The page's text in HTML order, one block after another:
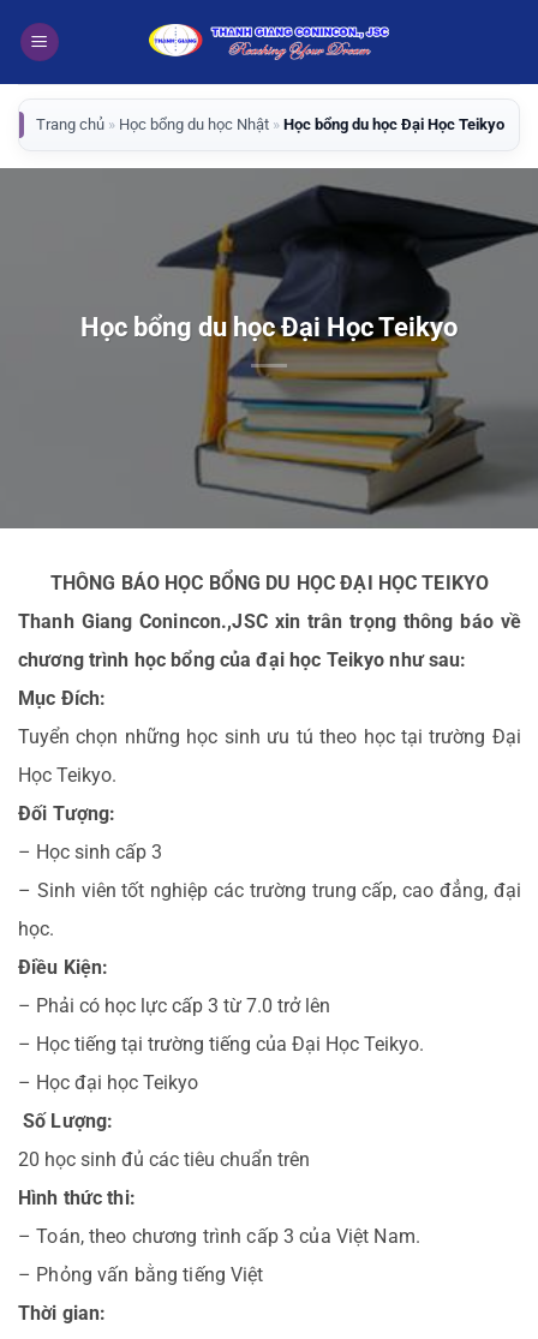
qua
dung
Trang chủ » Học bổng du học Nhật » Học bổng du học Đại Học Teikyo
Học bổng du học Đại Học Teikyo
THÔNG BÁO HỌC BỔNG DU HỌC ĐẠI HỌC TEIKYO
Thanh Giang Conincon.,JSC xin trân trọng thông báo về
chương trình học bổng của đại học Teikyo như sau:
Mục Đích:
Tuyển chọn những học sinh ưu tú theo học tại trường Đại
Học Teikyo.
Đối Tượng:
– Học sinh cấp 3
– Sinh viên tốt nghiệp các trường trung cấp, cao đẳng, đại
học.
Điều Kiện:
– Phải có học lực cấp 3 từ 7.0 trở lên
– Học tiếng tại trường tiếng của Đại Học Teikyo.
– Học đại học Teikyo
Số Lượng:
20 học sinh đủ các tiêu chuẩn trên
Hình thức thi:
– Toán, theo chương trình cấp 3 của Việt Nam.
– Phỏng vấn bằng tiếng Việt
Thời gian: